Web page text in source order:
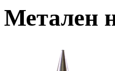
Метален